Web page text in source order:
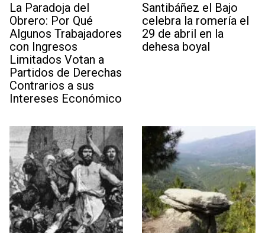
La Paradoja del
Obrero: Por Qué
Algunos Trabajadores
con Ingresos
Limitados Votan a
Partidos de Derechas
Contrarios a sus
Intereses Económico
Santibáñez el Bajo
celebra la romería el
29 de abril en la
dehesa boyal